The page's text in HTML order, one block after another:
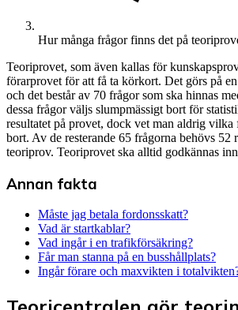
Hur många frågor finns det på
Teoriprovet, som även kallas för
förarprovet för att få ta körkort. Det görs på
och det består av 70 frågor som ska hinnas
dessa frågor väljs slumpmässigt bort för
resultatet på provet, dock vet man aldrig vilka
bort. Av de resterande 65 frågorna behövs 52
teoriprov. Teoriprovet ska alltid godkännas
Annan fakta
Måste jag betala fordonsskatt?
Vad är startkablar?
Vad ingår i en trafikförsäkring?
Får man stanna på en busshållplats?
Ingår förare och maxvikten i